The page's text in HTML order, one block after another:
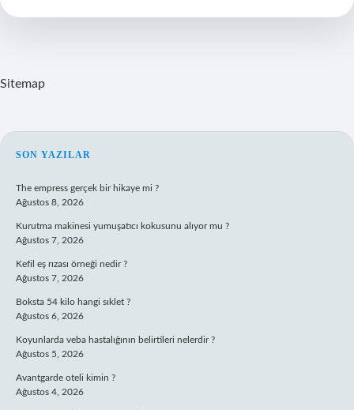
Yıl
Sitemap
SIDEBAR
SON YAZILAR
The empress gerçek bir hikaye mi ?
Ağustos 8, 2026
Kurutma makinesi yumuşatıcı kokusunu alıyor mu ?
Ağustos 7, 2026
Kefil eş rızası örneği nedir ?
Ağustos 7, 2026
Boksta 54 kilo hangi sıklet ?
Ağustos 6, 2026
Koyunlarda veba hastalığının belirtileri nelerdir ?
Ağustos 5, 2026
Avantgarde oteli kimin ?
Ağustos 4, 2026